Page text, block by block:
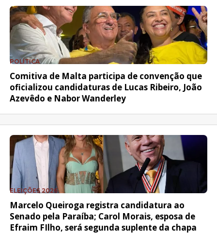
POLÍTICA
Comitiva de Malta participa de convenção que
oficializou candidaturas de Lucas Ribeiro, João
Azevêdo e Nabor Wanderley
ELEIÇÕES 2026
Marcelo Queiroga registra candidatura ao
Senado pela Paraíba; Carol Morais, esposa de
Efraim FIlho, será segunda suplente da chapa